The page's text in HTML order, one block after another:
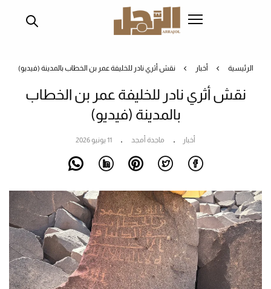
الرئيسية أخبار نقش أثري نادر للخليفة عمر بن الخطاب بالمدينة (فيديو)
نقش أثري نادر للخليفة عمر بن الخطاب
بالمدينة (فيديو)
أخبار ماجدة أمجد 11 يونيو 2026